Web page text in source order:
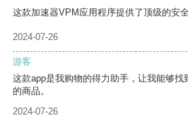
这款加速器VPM应用程序提供了顶级的安
2024-07-26
游客
这款app是我购物的得力助手，让我能够
的商品。
2024-07-26